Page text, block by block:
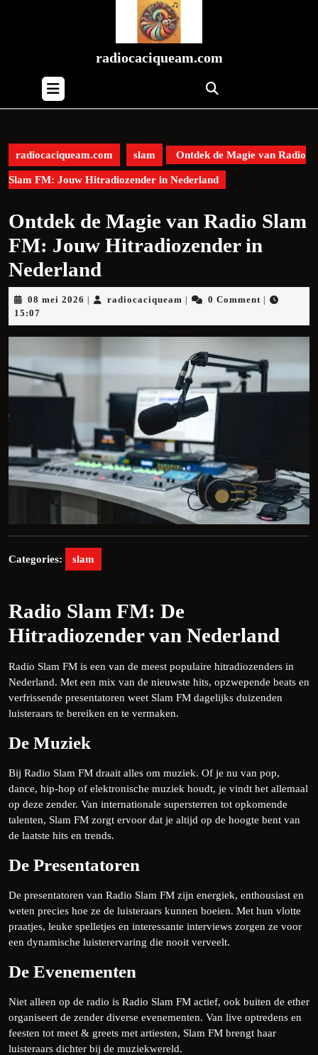
radiocaciqueam.com
Button
radiocaciqueam.com slam Ontdek de Magie van Radio
Slam FM: Jouw Hitradiozender in Nederland
Ontdek de Magie van Radio Slam
FM: Jouw Hitradiozender in
Nederland
08 mei 2026 08
2026
radiocaciqueam radiocaciqueam
0 Comment
15:07
Categories: slam
Radio Slam FM: De
Hitradiozender van Nederland
Radio Slam FM is een van de meest populaire hitradiozenders in
Nederland. Met een mix van de nieuwste hits, opzwepende beats en
verfrissende presentatoren weet Slam FM dagelijks duizenden
luisteraars te bereiken en te vermaken.
De Muziek
Bij Radio Slam FM draait alles om muziek. Of je nu van pop,
dance, hip-hop of elektronische muziek houdt, je vindt het allemaal
op deze zender. Van internationale supersterren tot opkomende
talenten, Slam FM zorgt ervoor dat je altijd op de hoogte bent van
de laatste hits en trends.
De Presentatoren
De presentatoren van Radio Slam FM zijn energiek, enthousiast en
weten precies hoe ze de luisteraars kunnen boeien. Met hun vlotte
praatjes, leuke spelletjes en interessante interviews zorgen ze voor
een dynamische luisterervaring die nooit verveelt.
De Evenementen
Niet alleen op de radio is Radio Slam FM actief, ook buiten de ether
organiseert de zender diverse evenementen. Van live optredens en
feesten tot meet & greets met artiesten, Slam FM brengt haar
luisteraars dichter bij de muziekwereld.